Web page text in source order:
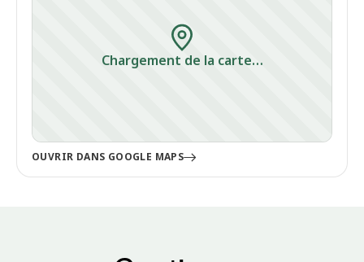
Chargement de la carte…
OUVRIR DANS GOOGLE MAPS